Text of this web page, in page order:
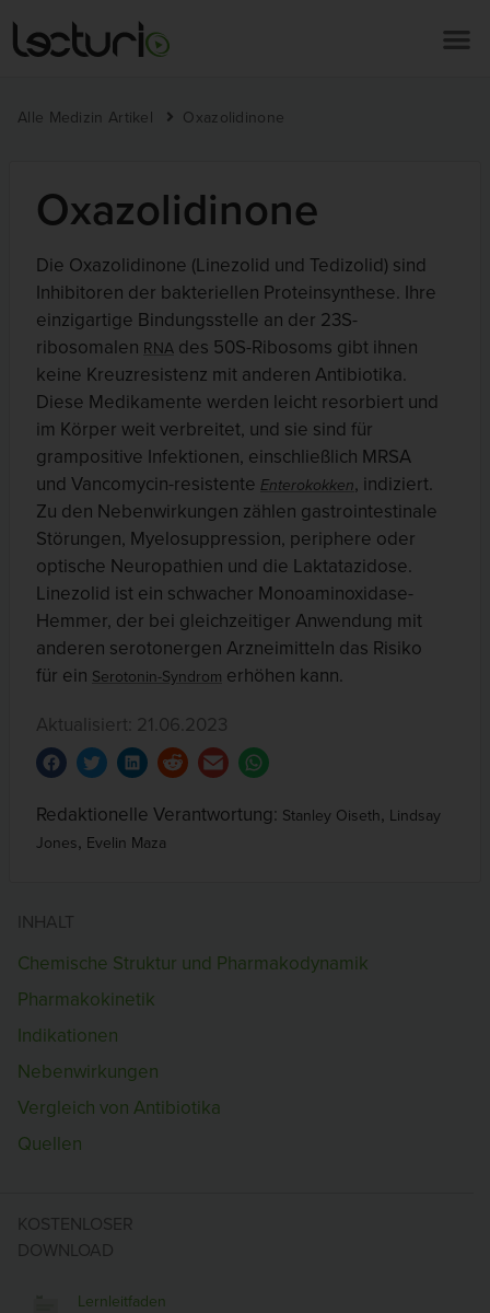
Alle Medizin Artikel Oxazolidinone
Oxazolidinone
Die Oxazolidinone (Linezolid und Tedizolid) sind
Inhibitoren der bakteriellen Proteinsynthese. Ihre
einzigartige Bindungsstelle an der 23S-
ribosomalen RNA des 50S-Ribosoms gibt ihnen
keine Kreuzresistenz mit anderen Antibiotika.
Diese Medikamente werden leicht resorbiert und
im Körper weit verbreitet, und sie sind für
grampositive Infektionen, einschließlich MRSA
und Vancomycin-resistente Enterokokken, indiziert.
Zu den Nebenwirkungen zählen gastrointestinale
Störungen, Myelosuppression, periphere oder
optische Neuropathien und die Laktatazidose.
Linezolid ist ein schwacher Monoaminoxidase-
Hemmer, der bei gleichzeitiger Anwendung mit
anderen serotonergen Arzneimitteln das Risiko
für ein Serotonin-Syndrom erhöhen kann.
Aktualisiert: 21.06.2023
Redaktionelle Verantwortung: Stanley Oiseth, Lindsay
Jones, Evelin Maza
INHALT
Chemische Struktur und Pharmakodynamik
Pharmakokinetik
Indikationen
Nebenwirkungen
Vergleich von Antibiotika
Quellen
KOSTENLOSER
DOWNLOAD
Lernleitfaden